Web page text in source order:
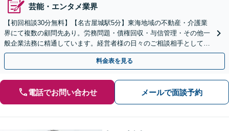
芸能・エンタメ業界
【初回相談30分無料】【名古屋城駅5分】東海地域の不動産・介護業
界にて複数の顧問先あり。労務問題・債権回収・与信管理・その他一
般企業法務に精通しています。経営者様の日々のご相談相手として、
法務面から経営を支えます。単発のご依頼も承ります。
料金表を見る
電話でお問い合わせ メールで面談予約